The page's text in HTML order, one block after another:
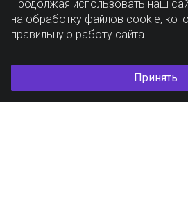
Продолжая использовать наш
на обработку файлов cookie,
правильную работу сайта.
Принять